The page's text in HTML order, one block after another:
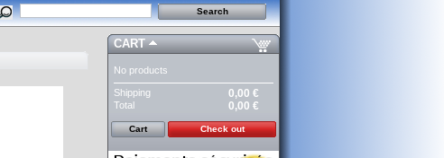
CART
No products
Shipping 0,00 €
Total 0,00 €
Cart Check out